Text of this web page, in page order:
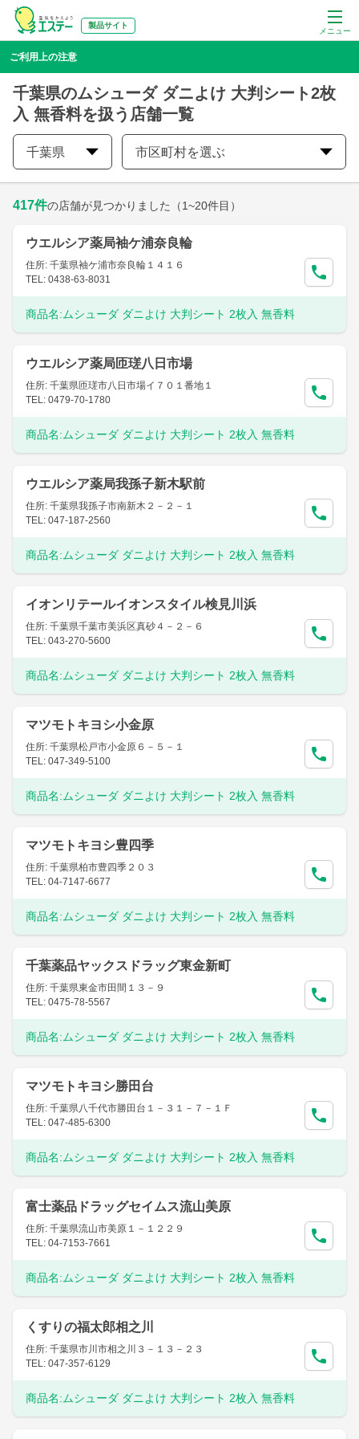
メニュー
製品サイト
ご利用上の注意
千葉県のムシューダ ダニよけ 大判シート2枚
入 無香料を扱う店舗一覧
千葉県 市区町村を選ぶ
417件の店舗が見つかりました （1~20件目）
ウエルシア薬局袖ケ浦奈良輪
住所: 千葉県袖ケ浦市奈良輪１４１６
TEL: 0438-63-8031
商品名: ムシューダ ダニよけ 大判シート 2枚入 無香料
ウエルシア薬局匝瑳八日市場
住所: 千葉県匝瑳市八日市場イ７０１番地１
TEL: 0479-70-1780
商品名: ムシューダ ダニよけ 大判シート 2枚入 無香料
ウエルシア薬局我孫子新木駅前
住所: 千葉県我孫子市南新木２－２－１
TEL: 047-187-2560
商品名: ムシューダ ダニよけ 大判シート 2枚入 無香料
イオンリテールイオンスタイル検見川浜
住所: 千葉県千葉市美浜区真砂４－２－６
TEL: 043-270-5600
商品名: ムシューダ ダニよけ 大判シート 2枚入 無香料
マツモトキヨシ小金原
住所: 千葉県松戸市小金原６－５－１
TEL: 047-349-5100
商品名: ムシューダ ダニよけ 大判シート 2枚入 無香料
マツモトキヨシ豊四季
住所: 千葉県柏市豊四季２０３
TEL: 04-7147-6677
商品名: ムシューダ ダニよけ 大判シート 2枚入 無香料
千葉薬品ヤックスドラッグ東金新町
住所: 千葉県東金市田間１３－９
TEL: 0475-78-5567
商品名: ムシューダ ダニよけ 大判シート 2枚入 無香料
マツモトキヨシ勝田台
住所: 千葉県八千代市勝田台１－３１－７－１Ｆ
TEL: 047-485-6300
商品名: ムシューダ ダニよけ 大判シート 2枚入 無香料
富士薬品ドラッグセイムス流山美原
住所: 千葉県流山市美原１－１２２９
TEL: 04-7153-7661
商品名: ムシューダ ダニよけ 大判シート 2枚入 無香料
くすりの福太郎相之川
住所: 千葉県市川市相之川３－１３－２３
TEL: 047-357-6129
商品名: ムシューダ ダニよけ 大判シート 2枚入 無香料